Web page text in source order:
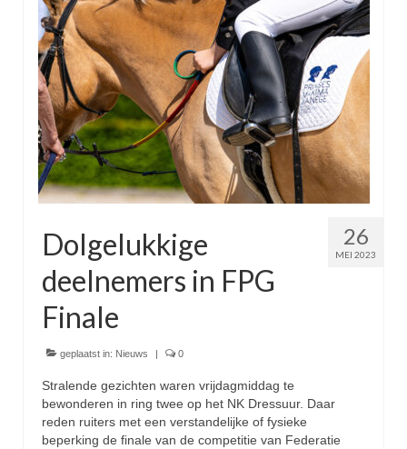
26
MEI 2023
Dolgelukkige
deelnemers in FPG
Finale
geplaatst in: Nieuws | 0
Stralende gezichten waren vrijdagmiddag te
bewonderen in ring twee op het NK Dressuur. Daar
reden ruiters met een verstandelijke of fysieke
beperking de finale van de competitie van Federatie